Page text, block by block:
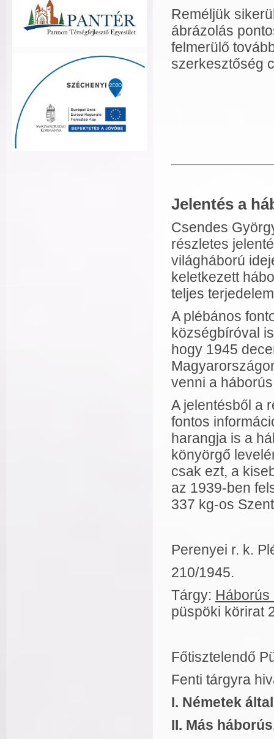
Reméljük
ábrázolás
felmerülő
szerkesztőség
Jelentés a
Csendes
részletes
világháború
keletkezett
teljes
A plébános
községbíróval
hogy 1945
venni a
A jelentésből a
fontos
harangja is a
könyörgő
csak ezt, a
az 1939-ben
337 kg-os
Perenyei r. k.
210/1945.
Tárgy:
püspöki körirat
Főtisztelendő
Fenti tárgyra
I. Németek
II. Más